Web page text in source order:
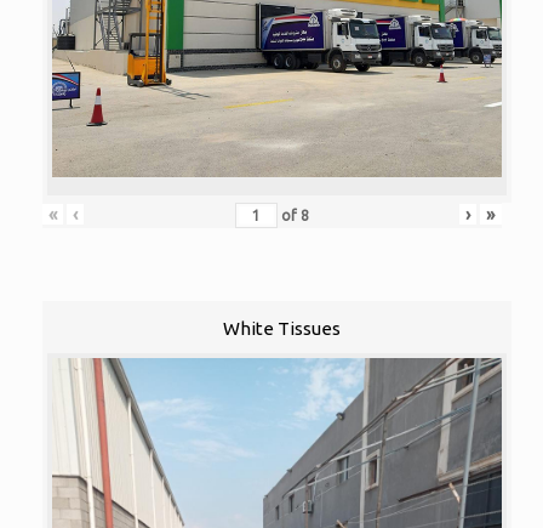
« ‹ of 8 › »
White Tissues